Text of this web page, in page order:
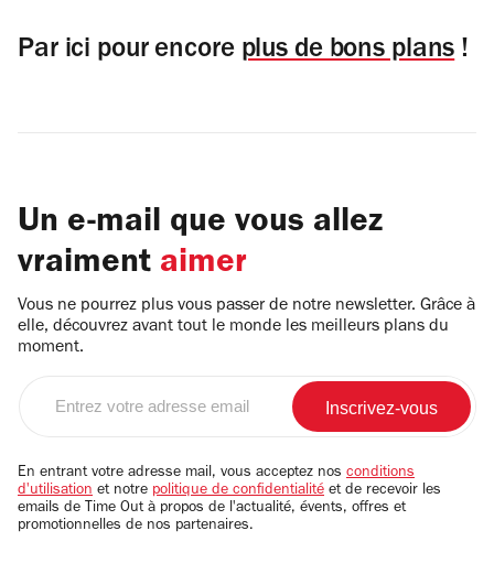
Par ici pour encore plus de bons plans!
Un e-mail que vous allez
vraiment aimer
Vous ne pourrez plus vous passer de notre newsletter. Grâce à
elle, découvrez avant tout le monde les meilleurs plans du
moment.
email
En entrant votre adresse mail, vous acceptez nos conditions
d'utilisation et notre politique de confidentialité et de recevoir les
emails de Time Out à propos de l'actualité, évents, offres et
promotionnelles de nos partenaires.